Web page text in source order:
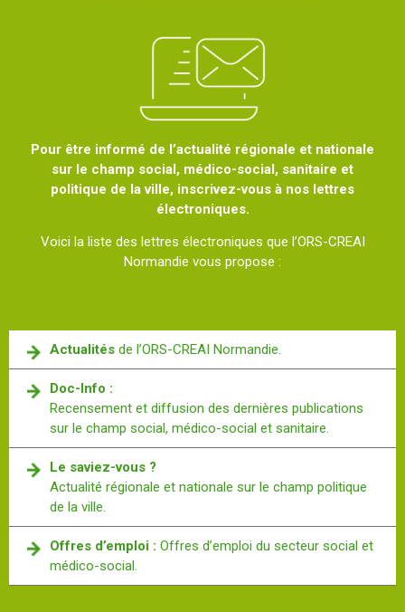
Pour être informé de l’actualité régionale et nationale
sur le champ social, médico-social, sanitaire et
politique de la ville, inscrivez-vous à nos lettres
électroniques.
Voici la liste des lettres électroniques que l’ORS-CREAI
Normandie vous propose :
Actualités de l’ORS-CREAI Normandie.
Doc-Info :
Recensement et diffusion des dernières publications
sur le champ social, médico-social et sanitaire.
Le saviez-vous ?
Actualité régionale et nationale sur le champ politique
de la ville.
Offres d’emploi : Offres d’emploi du secteur social et
médico-social.